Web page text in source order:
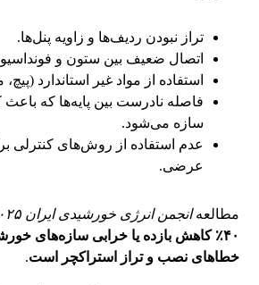
تراز نبودن ردیف‌ها و زاویه پنل‌ها.
اتصال ضعیف بین ستون و
استفاده از مواد غیر استاندارد
فاصله نادرست بین پایه‌ها که
سازه می‌شود.
عدم استفاده از روش‌های کنترلی
عرضی.
مطالعهانجمن انرژی خورشیدی ایران ۲۰۲۵
۴۰٪ کاهش بازده یا خرابی سازه‌های
خطاهای نصب و تراز استراکچر است.